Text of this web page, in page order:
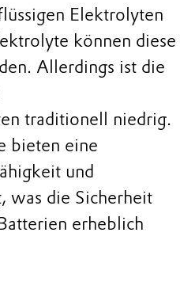
Elektrolyten
können diese
Allerdings ist die
traditionell niedrig.
bieten eine
und
was die Sicherheit
erheblich